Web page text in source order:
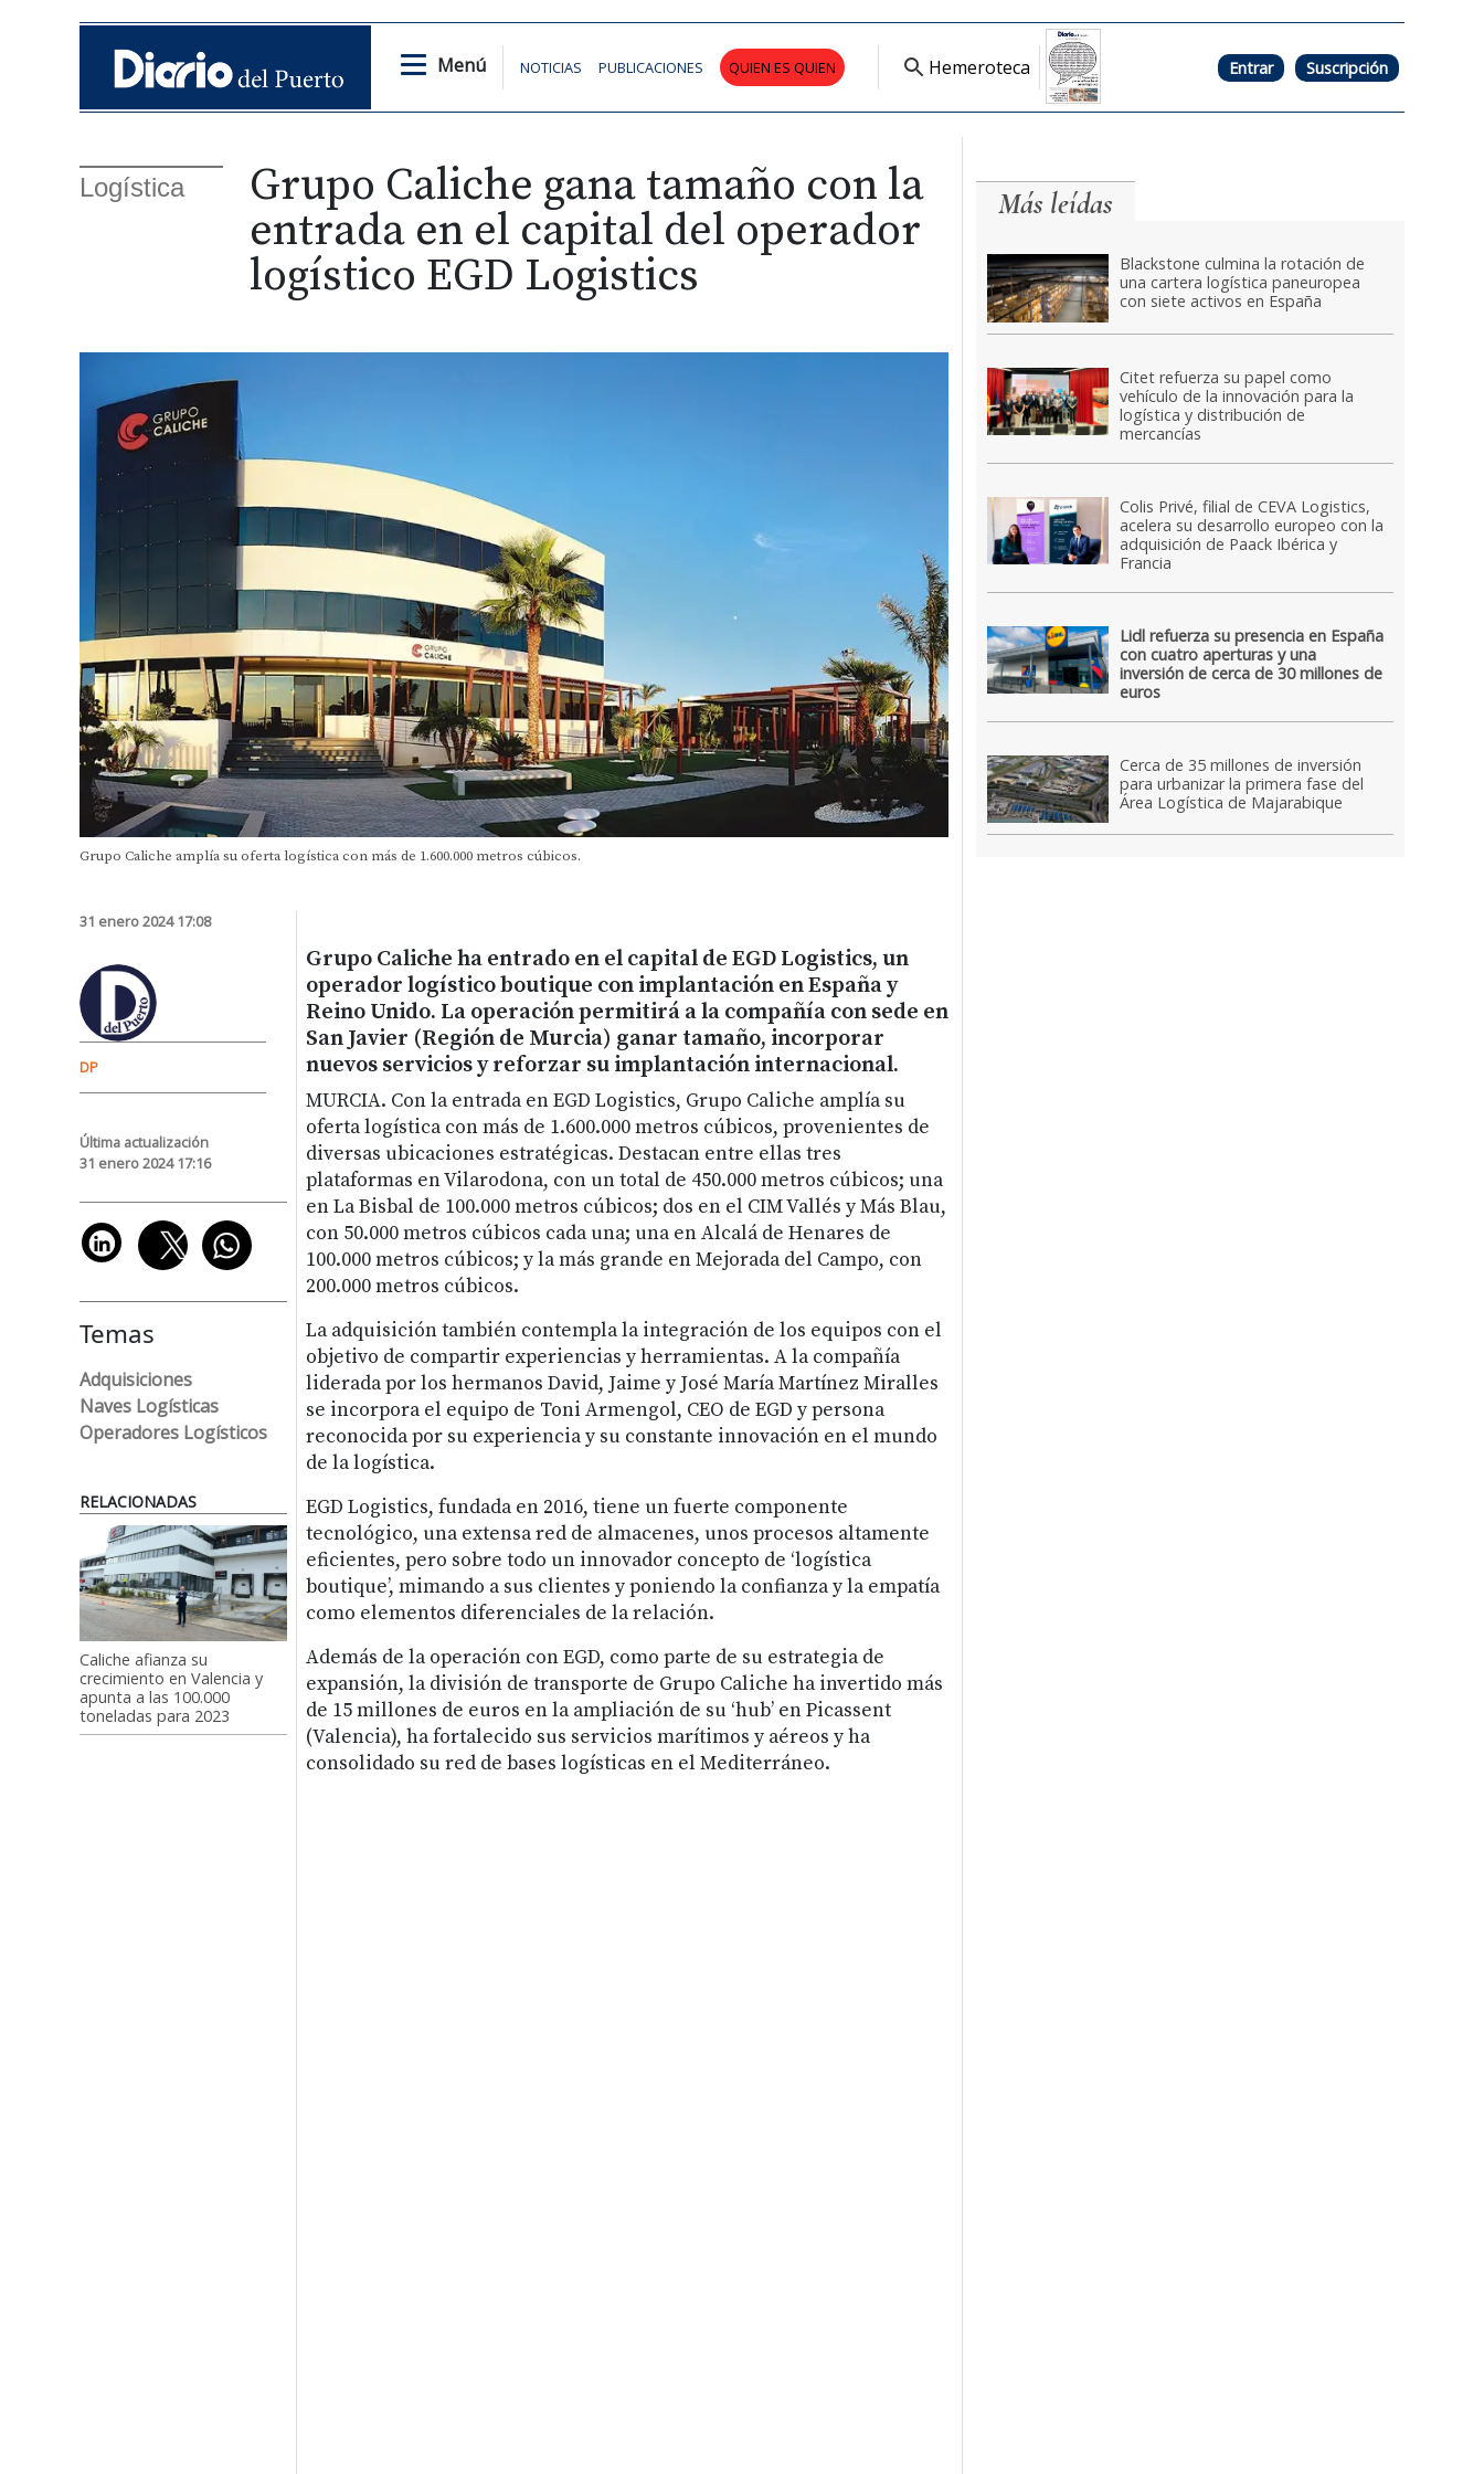
Menú NOTICIAS PUBLICACIONES QUIEN ES QUIEN Hemeroteca Entrar Suscripción
Logística
Grupo Caliche gana tamaño con la
entrada en el capital del operador
logístico EGD Logistics
Grupo Caliche amplía su oferta logística con más de 1.600.000 metros cúbicos.
31 enero 2024 17:08
DP
Última actualización
31 enero 2024 17:16
Temas
Adquisiciones
Naves Logísticas
Operadores Logísticos
RELACIONADAS
Caliche afianza su
crecimiento en Valencia y
apunta a las 100.000
toneladas para 2023
Grupo Caliche ha entrado en el capital de EGD Logistics, un
operador logístico boutique con implantación en España y
Reino Unido. La operación permitirá a la compañía con sede en
San Javier (Región de Murcia) ganar tamaño, incorporar
nuevos servicios y reforzar su implantación internacional.
MURCIA. Con la entrada en EGD Logistics, Grupo Caliche amplía su
oferta logística con más de 1.600.000 metros cúbicos, provenientes de
diversas ubicaciones estratégicas. Destacan entre ellas tres
plataformas en Vilarodona, con un total de 450.000 metros cúbicos; una
en La Bisbal de 100.000 metros cúbicos; dos en el CIM Vallés y Más Blau,
con 50.000 metros cúbicos cada una; una en Alcalá de Henares de
100.000 metros cúbicos; y la más grande en Mejorada del Campo, con
200.000 metros cúbicos.
La adquisición también contempla la integración de los equipos con el
objetivo de compartir experiencias y herramientas. A la compañía
liderada por los hermanos David, Jaime y José María Martínez Miralles
se incorpora el equipo de Toni Armengol, CEO de EGD y persona
reconocida por su experiencia y su constante innovación en el mundo
de la logística.
EGD Logistics, fundada en 2016, tiene un fuerte componente
tecnológico, una extensa red de almacenes, unos procesos altamente
eficientes, pero sobre todo un innovador concepto de ‘logística
boutique’, mimando a sus clientes y poniendo la confianza y la empatía
como elementos diferenciales de la relación.
Además de la operación con EGD, como parte de su estrategia de
expansión, la división de transporte de Grupo Caliche ha invertido más
de 15 millones de euros en la ampliación de su ‘hub’ en Picassent
(Valencia), ha fortalecido sus servicios marítimos y aéreos y ha
consolidado su red de bases logísticas en el Mediterráneo.
Más leídas
Blackstone culmina la rotación de
una cartera logística paneuropea
con siete activos en España
Citet refuerza su papel como
vehículo de la innovación para la
logística y distribución de
mercancías
Colis Privé, filial de CEVA Logistics,
acelera su desarrollo europeo con la
adquisición de Paack Ibérica y
Francia
Lidl refuerza su presencia en España
con cuatro aperturas y una
inversión de cerca de 30 millones de
euros
Cerca de 35 millones de inversión
para urbanizar la primera fase del
Área Logística de Majarabique